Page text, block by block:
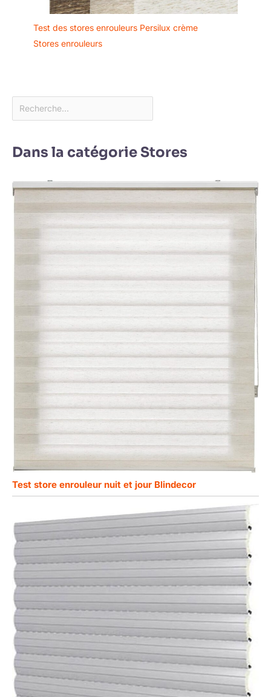
Test des stores enrouleurs Persilux crème
Stores enrouleurs
Dans la catégorie Stores
Test store enrouleur nuit et jour Blindecor